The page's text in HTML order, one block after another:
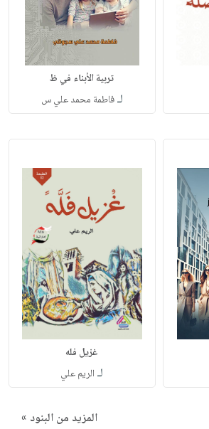
تربية الأبناء في ظ
لـفاطمة محمد علي س
غزيل فله
لـ الريم علي
المزيد من البنود »